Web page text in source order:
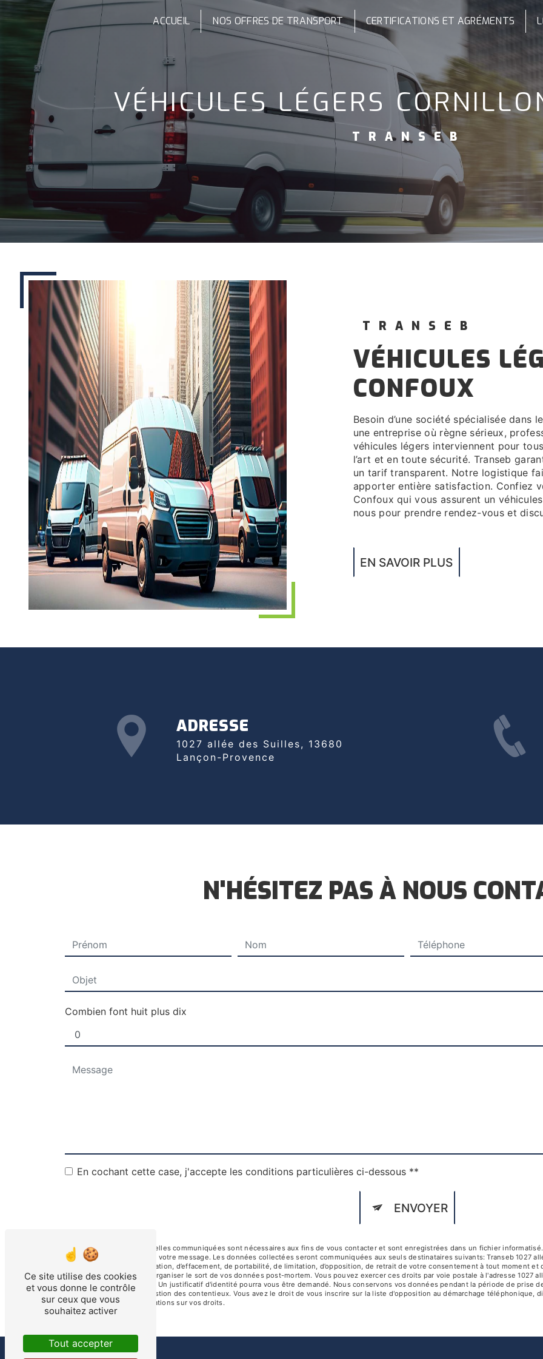
ACCUEIL NOS OFFRES DE TRANSPORT CERTIFICATIONS ET AGRÉMENTS
VÉHICULES LÉGERS
TRANSEB
TRANSEB
VÉHICULES LÉGERS À CORNILLON-
CONFOUX
Besoin d’une société spécialisée dans le véhicules légers à Cornillon-Confoux. Transeb, c’est
une entreprise où règne sérieux,
véhicules légers interviennent pour
l’art et en toute sécurité. Transeb
un tarif transparent. Notre logistique
apporter entière satisfaction. Confiez
Confoux qui vous assurent un
nous pour prendre rendez-vous et
EN SAVOIR PLUS
ADRESSE
1027 allée des Suilles, 13680
Lançon-Provence
N'HÉSITEZ PAS À NOUS
Combien font huit plus dix
En cochant cette case, j'accepte les conditions particulières ci-dessous **
ENVOYER
** Les données personnelles communiquées sont nécessaires aux fins de vous contacter et sont enregistrées dans un fichier
le seul but de répondre à votre message. Les données collectées seront communiquées aux seuls destinataires suivants: Transeb 1027
droits d’accès, de rectification, d’effacement, de portabilité, de limitation, d’opposition, de retrait de votre consentement à tout moment
de contrôle, ainsi que d’organiser le sort de vos données post-mortem. Vous pouvez exercer ces droits par voie postale à l'adresse 1027
électronique à l'adresse . Un justificatif d'identité pourra vous être demandé. Nous conservons vos données pendant la période de prise
fins probatoires et de gestion des contentieux. Vous avez le droit de vous inscrire sur la liste d'opposition au démarchage téléphonique,
cnil.fr pour plus d’informations sur vos droits.
Panneau de gestion des cookies
Ce site utilise des cookies
et vous donne le contrôle
sur ceux que vous
souhaitez activer
Tout accepter